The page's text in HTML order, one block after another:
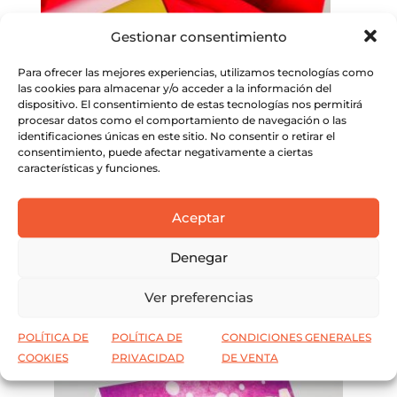
Gestionar consentimiento
Para ofrecer las mejores experiencias, utilizamos tecnologías como
las cookies para almacenar y/o acceder a la información del
dispositivo. El consentimiento de estas tecnologías nos permitirá
procesar datos como el comportamiento de navegación o las
identificaciones únicas en este sitio. No consentir o retirar el
consentimiento, puede afectar negativamente a ciertas
características y funciones.
Aceptar
Denegar
Ver preferencias
POLÍTICA DE
COOKIES
POLÍTICA DE
PRIVACIDAD
CONDICIONES GENERALES
DE VENTA
producto
la
página
producto
Servilleteros forma tarjeta de visita
tiene
múltiples
Las
producto
múltiples
Las
opciones
se